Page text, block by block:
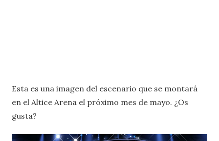
Esta es una imagen del escenario que se montará
en el Altice Arena el próximo mes de mayo. ¿Os
gusta?